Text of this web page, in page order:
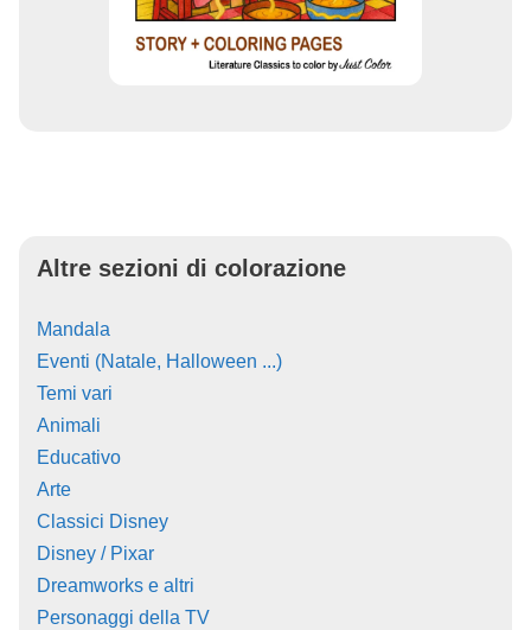
Altre sezioni di colorazione
Mandala
Eventi (Natale, Halloween ...)
Temi vari
Animali
Educativo
Arte
Classici Disney
Disney / Pixar
Dreamworks e altri
Personaggi della TV